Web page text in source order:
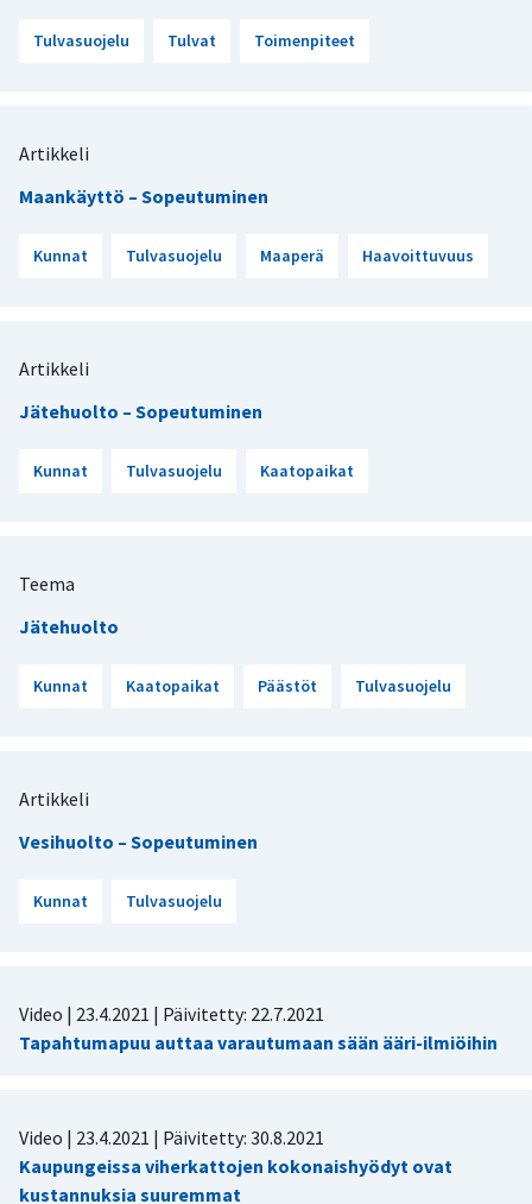
Tulvasuojelu Tulvat Toimenpiteet
Artikkeli
Maankäyttö – Sopeutuminen
Kunnat Tulvasuojelu Maaperä Haavoittuvuus
Artikkeli
Jätehuolto – Sopeutuminen
Kunnat Tulvasuojelu Kaatopaikat
Teema
Jätehuolto
Kunnat Kaatopaikat Päästöt Tulvasuojelu
Artikkeli
Vesihuolto – Sopeutuminen
Kunnat Tulvasuojelu
Video | 23.4.2021 | Päivitetty: 22.7.2021
Tapahtumapuu auttaa varautumaan sään ääri-ilmiöihin
Video | 23.4.2021 | Päivitetty: 30.8.2021
Kaupungeissa viherkattojen kokonaishyödyt ovat
kustannuksia suuremmat